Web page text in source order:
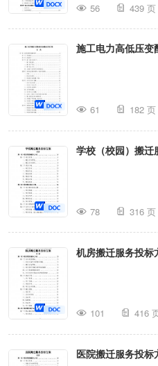
56 439 页
施工电力高低压变
61 182 页
学校（校园）搬迁
78 316 页
机房搬迁服务投标
101 416
医院搬迁服务投标